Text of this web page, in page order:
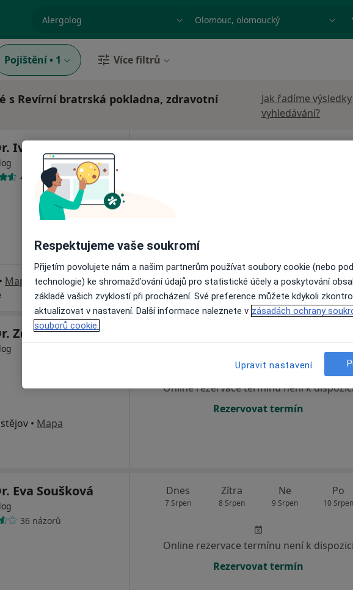
Město nebo region
Pojištění • 1 Více filtrů
s Revírní bratrská pokladna, zdravotní
Jak řadíme výsledky
vyhledávání?
Iveta Hudcová
42 názorů
• Mapa
Zdeněk Dokládal
• Mapa
Online rezervace termínu není k
Rezervovat termín
Eva Soušková
36 názorů
Dnes
7 Srpen
Zítra
8 Srpen
Ne
9 Srpen
Po
10 Srpen
Online rezervace termínu není k dispozici
Rezervovat termín
Respektujeme vaše soukromí
Přijetím povolujete nám a našim partnerům používat soubory cookie (nebo
technologie) ke shromažďování údajů pro statistické účely a poskytování
základě vašich zvyklostí při procházení. Své preference můžete kdykoli
aktualizovat v nastavení. Další informace naleznete v zásadách ochrany
souborů cookie.
Upravit nastavení